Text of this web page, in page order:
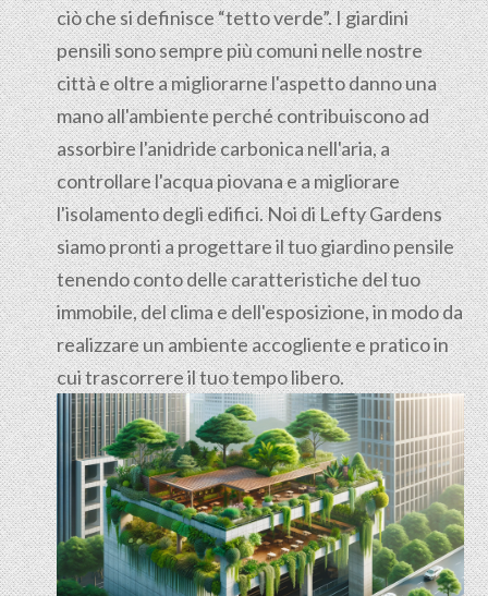
ciò che si definisce “tetto verde”. I giardini
pensili sono sempre più comuni nelle nostre
città e oltre a migliorarne l'aspetto danno una
mano all'ambiente perché contribuiscono ad
assorbire l'anidride carbonica nell'aria, a
controllare l'acqua piovana e a migliorare
l'isolamento degli edifici. Noi di Lefty Gardens
siamo pronti a progettare il tuo giardino pensile
tenendo conto delle caratteristiche del tuo
immobile, del clima e dell'esposizione, in modo da
realizzare un ambiente accogliente e pratico in
cui trascorrere il tuo tempo libero.